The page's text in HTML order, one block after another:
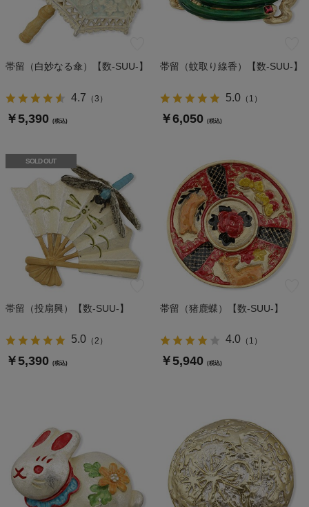
帯留（白妙なる傘）【数-SUU-】
4.7 （3 ）
￥5,390 (税込)
帯留（蚊取り線香）【数-SUU-】
5.0（ 1 ）
￥6,050 (税込)
SOLD OUT
帯留（投扇興）【数-SUU-】
5.0（2 ）
￥5,390 (税込)
帯留（猪鹿蝶）【数-SUU-】
4.0（ 1 ）
￥5,940 (税込)